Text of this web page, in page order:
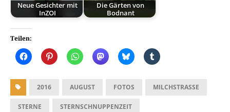
Neue Gesichter mit
InZOI
Die Gärten von
Bodnant
Teilen:
2016 AUGUST FOTOS MILCHSTRASSE
STERNE STERNSCHNUPPENZEIT